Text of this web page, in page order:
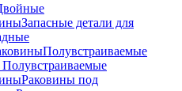
Запасные детали для
Полувстраиваемые
Полувстраиваемые
Раковины под